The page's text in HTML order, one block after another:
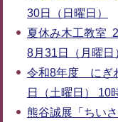
30日（日曜日）
夏休み木工教室
8月31日（月曜日
令和8年度 にぎ
日（土曜日） 10
熊谷誠展「ちい